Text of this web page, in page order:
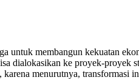
membangun kekuatan
dialokasikan ke proyek-
menurutnya, transformasi